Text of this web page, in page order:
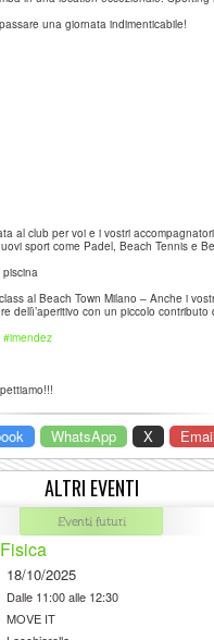
una giornata indimenticabile!
al club per voi e i vostri
sport come Padel, Beach Tennis e
al Beach Town Milano – Anche i
dellì’aperitivo con un piccolo contributo
‪#‎imendez‬
WhatsApp X Email
ALTRI EVENTI
18/10/2025
Dalle 11:00 alle 12:30
MOVE IT
Eventi futuri